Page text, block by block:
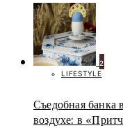
2
LIFESTYLE
Съедобная банка
воздухе: в